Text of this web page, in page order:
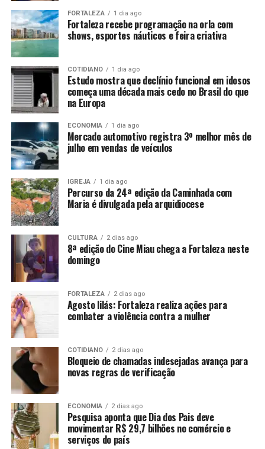
FORTALEZA 1 dia ago
Fortaleza recebe programação na orla com
shows, esportes náuticos e feira criativa
COTIDIANO 1 dia ago
Estudo mostra que declínio funcional em idosos
começa uma década mais cedo no Brasil do que
na Europa
ECONOMIA 1 dia ago
Mercado automotivo registra 3º melhor mês de
julho em vendas de veículos
IGREJA 1 dia ago
Percurso da 24ª edição da Caminhada com
Maria é divulgada pela arquidiocese
CULTURA 2 dias ago
8ª edição do Cine Miau chega a Fortaleza neste
domingo
FORTALEZA 2 dias ago
Agosto lilás: Fortaleza realiza ações para
combater a violência contra a mulher
COTIDIANO 2 dias ago
Bloqueio de chamadas indesejadas avança para
novas regras de verificação
ECONOMIA 2 dias ago
Pesquisa aponta que Dia dos Pais deve
movimentar R$ 29,7 bilhões no comércio e
serviços do país